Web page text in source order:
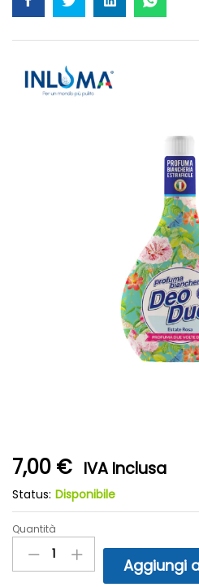
7,00 € IVA Inclusa
Status: Disponibile
Deo
Due
Profuma
Quantità
Aggiungi